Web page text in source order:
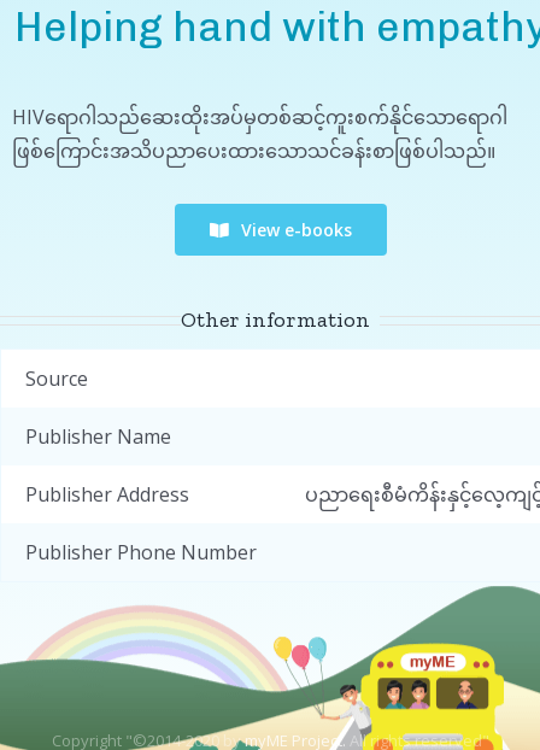
Helping hand with
HIVရောဂါသည်ဆေးထိုးအပ်မှတစ်ဆင့်ကူးစက်နိုင်သောရောဂါ
ဖြစ်ကြောင်းအသိပညာပေးထားသောသင်ခန်းစာဖြစ်ပါသည်။
View e-books
Other information
Source
Publisher Name
Publisher Address ပညာရေးစီမံကိန်းနှင့်လေ့ကျင့်
Publisher Phone Number
Copyright "©2014-2020 bymyME Project.All rights reserved"